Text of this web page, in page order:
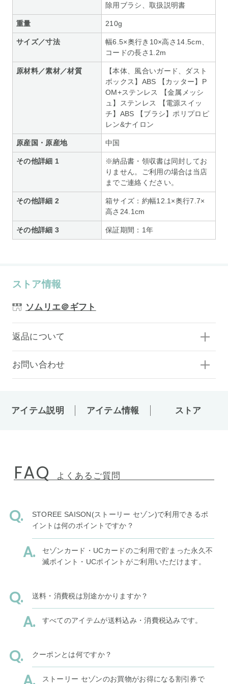
除用ブラシ、取扱説明書
重量 210g
サイズ／寸法
幅6.5×奥行き10×高さ14.5cm、
コードの長さ1.2m
原材料／素材／材質
【本体、風合いガード、ダスト
ボックス】ABS 【カッター】P
OM+ステンレス 【金属メッシ
ュ】ステンレス 【電源スイッ
チ】ABS 【ブラシ】ポリプロピ
レン&ナイロン
原産国・原産地 中国
その他詳細 1
※納品書・領収書は同封してお
りません。ご利用の場合は当店
までご連絡ください。
その他詳細 2
箱サイズ：約幅12.1×奥行7.7×
高さ24.1cm
その他詳細 3 保証期間：1年
ストア情報
ソムリエ＠ギフト
返品について
お問い合わせ
アイテム説明 アイテム情報 ストア
FAQ よくあるご質問
STOREE SAISON(ストーリー セゾン)で利用できるポ
イントは何のポイントですか？
セゾンカード・UCカードのご利用で貯まった永久不
滅ポイント・UCポイントがご利用いただけます。
送料・消費税は別途かかりますか？
すべてのアイテムが送料込み・消費税込みです。
クーポンとは何ですか？
ストーリー セゾンのお買物がお得になる割引券で